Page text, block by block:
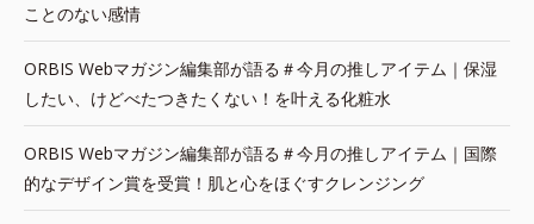
ことのない感情
ORBIS Webマガジン編集部が語る＃今月の推しアイテム｜保湿
したい、けどべたつきたくない！を叶える化粧水
ORBIS Webマガジン編集部が語る＃今月の推しアイテム｜国際
的なデザイン賞を受賞！肌と心をほぐすクレンジング